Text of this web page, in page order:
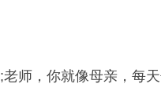
师，你就像母亲，每